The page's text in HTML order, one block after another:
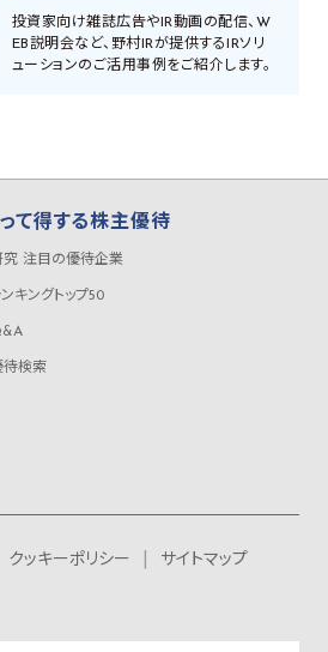
投資家向け雑誌広告やIR動画の配信、W
EB説明会など、野村IRが提供するIRソリ
ューションのご活用事例をご紹介します。
て得する株主優待
究 注目の優待企業
キングトップ50
待検索
クッキーポリシー
サイトマップ